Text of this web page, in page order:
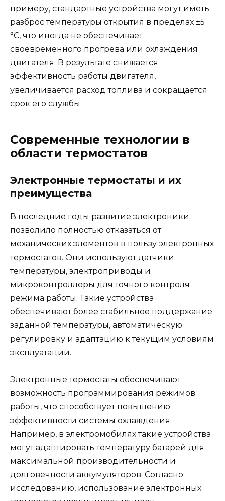
примеру, стандартные устройства могут иметь
разброс температуры открытия в пределах ±5
°C, что иногда не обеспечивает
своевременного прогрева или охлаждения
двигателя. В результате снижается
эффективность работы двигателя,
увеличивается расход топлива и сокращается
срок его службы.
Современные технологии в
области термостатов
Электронные термостаты и их
преимущества
В последние годы развитие электроники
позволило полностью отказаться от
механических элементов в пользу электронных
термостатов. Они используют датчики
температуры, электроприводы и
микроконтроллеры для точного контроля
режима работы. Такие устройства
обеспечивают более стабильное поддержание
заданной температуры, автоматическую
регулировку и адаптацию к текущим условиям
эксплуатации.
Электронные термостаты обеспечивают
возможность программирования режимов
работы, что способствует повышению
эффективности системы охлаждения.
Например, в электромобилях такие устройства
могут адаптировать температуру батарей для
максимальной производительности и
долговечности аккумуляторов. Согласно
исследованию, использование электронных